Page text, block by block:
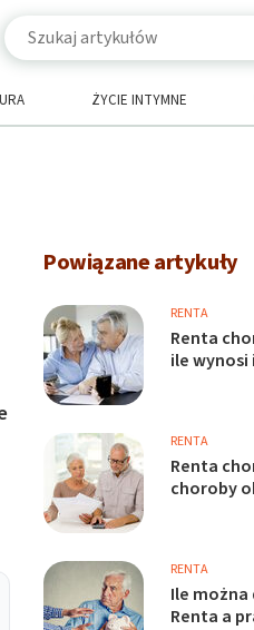
ŻYCIE INTYMNE
Powiązane artykuły
RENTA
Renta
ile wynosi
RENTA
Renta
choroby
RENTA
Ile
Renta a